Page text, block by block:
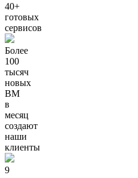
40+
готовых
сервисов
Более
100
тысяч
новых
ВМ
в
месяц
создают
наши
клиенты
9